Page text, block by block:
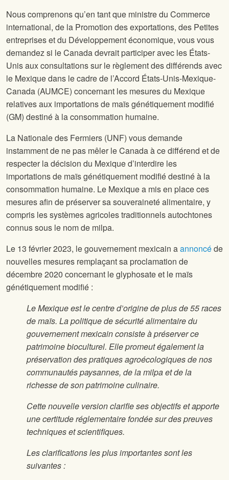
Nous comprenons qu’en tant que ministre du Commerce
international, de la Promotion des exportations, des Petites
entreprises et du Développement économique, vous vous
demandez si le Canada devrait participer avec les États-
Unis aux consultations sur le règlement des différends avec
le Mexique dans le cadre de l’Accord États-Unis-Mexique-
Canada (AUMCE) concernant les mesures du Mexique
relatives aux importations de maïs génétiquement modifié
(GM) destiné à la consommation humaine.
La Nationale des Fermiers (UNF) vous demande
instamment de ne pas mêler le Canada à ce différend et de
respecter la décision du Mexique d’interdire les
importations de maïs génétiquement modifié destiné à la
consommation humaine. Le Mexique a mis en place ces
mesures afin de préserver sa souveraineté alimentaire, y
compris les systèmes agricoles traditionnels autochtones
connus sous le nom de milpa.
Le 13 février 2023, le gouvernement mexicain aannoncéde
nouvelles mesures remplaçant sa proclamation de
décembre 2020 concernant le glyphosate et le maïs
génétiquement modifié :
Le Mexique est le centre d’origine de plus de 55 races
de maïs. La politique de sécurité alimentaire du
gouvernement mexicain consiste à préserver ce
patrimoine bioculturel. Elle promeut également la
préservation des pratiques agroécologiques de nos
communautés paysannes, de la milpa et de la
richesse de son patrimoine culinaire.
Cette nouvelle version clarifie ses objectifs et apporte
une certitude réglementaire fondée sur des preuves
techniques et scientifiques.
Les clarifications les plus importantes sont les
suivantes :